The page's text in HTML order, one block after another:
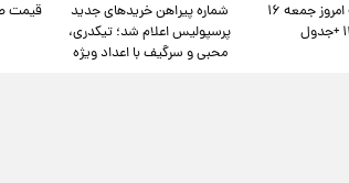
قیمت طلا و سکه امروز جمعه ۱۶
شماره پیراهن خریدهای جدید
پرسپولیس اعلام شد؛ تیکدری،
محبی و سرگیف با اعداد ویژه